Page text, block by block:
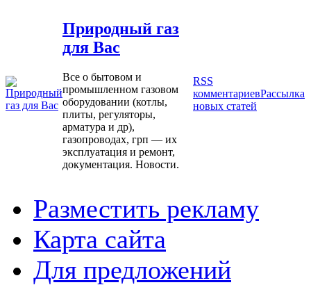
Природный газ
для Вас
Все о бытовом и
промышленном газовом
оборудовании (котлы,
плиты, регуляторы,
арматура и др),
газопроводах, грп — их
эксплуатация и ремонт,
документация. Новости.
RSS
комментариевРассылка
новых статей
Разместить рекламу
Карта сайта
Для предложений